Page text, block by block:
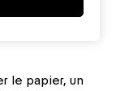
le papier, un